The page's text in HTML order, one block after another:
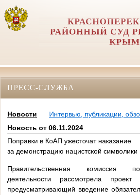
РАЙОННЫЙ СУД
КРЫМ
ПРЕСС-СЛУЖБА
Новости
Интервью, публикации,
Новость от 06.11.2024
Поправки в КоАП ужесточат наказание
за демонстрацию нацистской символики
Правительственная комиссия
деятельности рассмотрела
предусматривающий введение